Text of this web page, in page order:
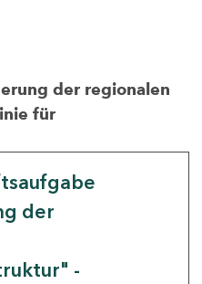
der regionalen
für
der
-